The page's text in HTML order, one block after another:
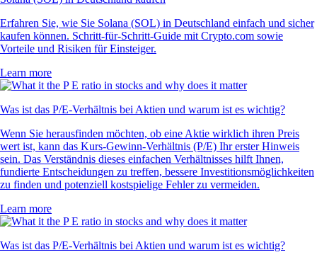
Erfahren Sie, wie Sie Solana (SOL) in Deutschland einfach und sicher
kaufen können. Schritt-für-Schritt-Guide mit Crypto.com sowie
Vorteile und Risiken für Einsteiger.
Learn more
Was ist das P/E-Verhältnis bei Aktien und warum ist es wichtig?
Wenn Sie herausfinden möchten, ob eine Aktie wirklich ihren Preis
wert ist, kann das Kurs-Gewinn-Verhältnis (P/E) Ihr erster Hinweis
sein. Das Verständnis dieses einfachen Verhältnisses hilft Ihnen,
fundierte Entscheidungen zu treffen, bessere Investitionsmöglichkeiten
zu finden und potenziell kostspielige Fehler zu vermeiden.
Learn more
Was ist das P/E-Verhältnis bei Aktien und warum ist es wichtig?